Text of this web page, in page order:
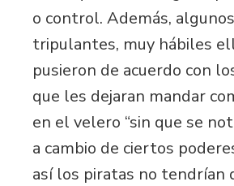
o control. Además,
tripulantes, muy hábiles
pusieron de acuerdo con
que les dejaran mandar
en el velero “sin que se
a cambio de ciertos
así los piratas no tendrían